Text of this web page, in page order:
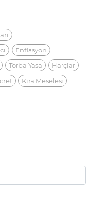
Enflasyon
Torba Yasa
Harçlar
Kira Meselesi